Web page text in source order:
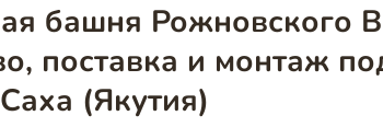
башня Рожновского
поставка и монтаж
(Якутия)